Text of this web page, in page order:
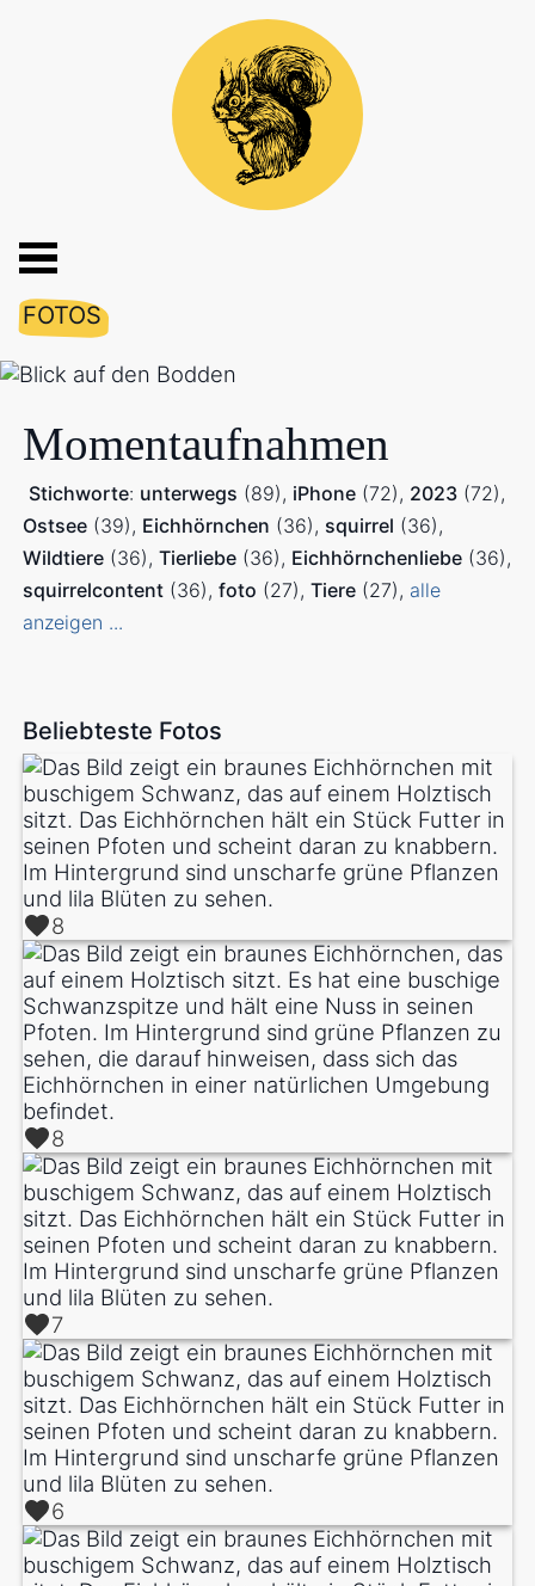
FOTOS
Momentaufnahmen
Stichworte: unterwegs (89) iPhone (72) 2023 (72)
Ostsee (39) Eichhörnchen (36) squirrel (36)
Wildtiere (36) Tierliebe (36) Eichhörnchenliebe (36)
squirrelcontent (36) foto (27) Tiere (27) alle
anzeigen ...
Beliebteste Fotos
8
8
7
6